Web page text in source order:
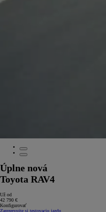
Úplne nová
Toyota RAV4
Už od
42 790 €
Konfigurovať
Zarezervujte si testovaciu jazdu